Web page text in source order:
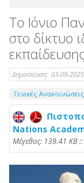
Το Ιόνιο
στο δίκτυο
Δημοσίευση: 03-09-
Γενικές Ανακοινώσεις
Nations
Mέγεθος: 139.41 KB